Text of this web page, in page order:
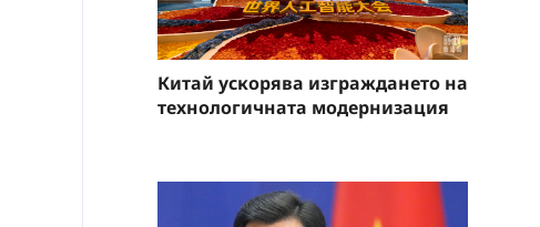
Китай ускорява изграждането на
технологичната модернизация